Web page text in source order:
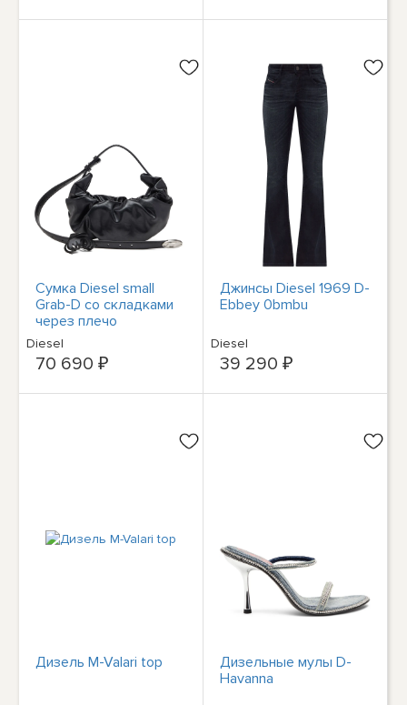
Сумка Diesel small
Grab-D со складками
через плечо
Diesel
70 690 ₽
Джинсы Diesel 1969 D-
Ebbey 0bmbu
Diesel
39 290 ₽
Дизель M-Valari top
Дизельные мулы D-
Havanna